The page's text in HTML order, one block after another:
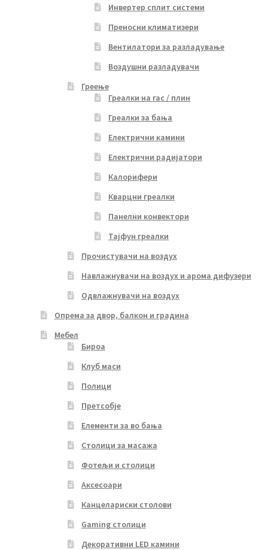
Инвертер сплит системи
Преносни климатизери
Вентилатори за разладување
Воздушни разладувачи
Греење
Греалки на гас / плин
Греалки за бања
Електрични камини
Електрични радијатори
Калорифери
Кварцни греалки
Панелни конвектори
Тајфун греалки
Прочистувачи на воздух
Навлажнувачи на воздух и арома дифузери
Одвлажнувачи на воздух
Опрема за двор, балкон и градина
Мебел
Бироа
Клуб маси
Полици
Претсобје
Елементи за во бања
Столици за масажа
Фотељи и столици
Аксесоари
Канцелариски столови
Gaming столици
Декоративни LED камини